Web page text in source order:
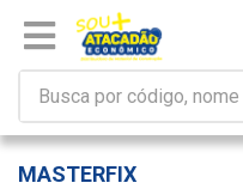
MASTERFIX